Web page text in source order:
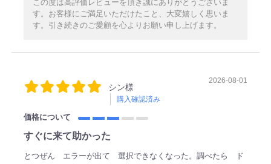
この度は高評価レビューを頂き誠にありがとうございま
す。お客様にご満足いただけたこと、大変嬉しく思いま
す。引き続きのご愛顧を心よりお願い申し上げます。
シン様
購入確認済み
2026-08-01
価格について
すぐに来て助かった
とつぜん エラーが出て 選択できなくなった。調べたら ド